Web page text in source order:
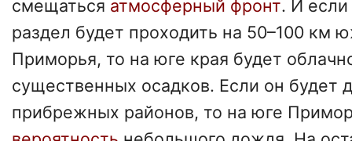
смещаться атмосферный фронт. И
раздел будет проходить на 50–100 км
Приморья, то на юге края будет
существенных осадков. Если он будет
прибрежных районов, то на юге